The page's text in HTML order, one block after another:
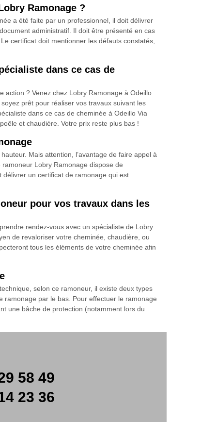
Ramonage ?
a été faite par un professionnel, il doit délivrer
administratif. Il doit être présenté en cas
certificat doit mentionner les défauts constatés,
dans ce cas de
action ? Venez chez Lobry Ramonage à Odeillo
prêt pour réaliser vos travaux suivant les
dans ce cas de cheminée à Odeillo Via
et chaudière. Votre prix reste plus bas !
Mais attention, l’avantage de faire appel à
Lobry Ramonage dispose de
délivrer un certificat de ramonage qui est
pour vos travaux dans les
rendez-vous avec un spécialiste de Lobry
de revaloriser votre cheminée, chaudière, ou
tous les éléments de votre cheminée afin
selon ce ramoneur, il existe deux types
par le bas. Pour effectuer le ramonage
une bâche de protection (notamment lors du
58 49
23 36